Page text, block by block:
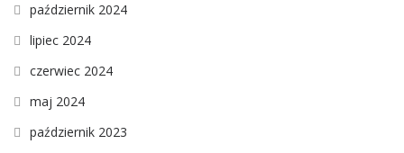
październik 2024
lipiec 2024
czerwiec 2024
maj 2024
październik 2023